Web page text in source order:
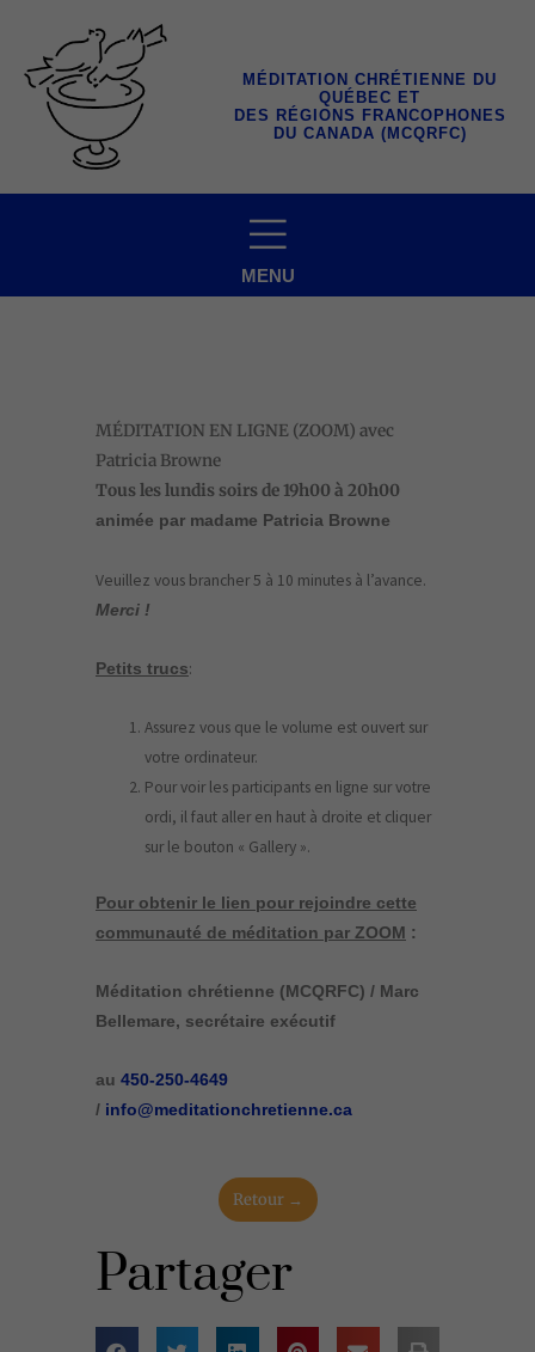
contenu
MÉDITATION CHRÉTIENNE DU
QUÉBEC ET
DES RÉGIONS FRANCOPHONES
DU CANADA (MCQRFC)
MENU
MÉDITATION EN LIGNE (ZOOM) avec
Patricia Browne
Tous les lundis soirsde 19h00 à 20h00
animée par madame Patricia Browne
Veuillez vous brancher 5 à 10 minutes à l’avance.
Merci !
Petits trucs:
Assurez vous que le volume est ouvert sur
votre ordinateur.
Pour voir les participants en ligne sur votre
ordi, il faut aller en haut à droite et cliquer
sur le bouton « Gallery ».
Pour obtenir le lien pour rejoindre cette
communauté de méditation par ZOOM :
Méditation chrétienne (MCQRFC) / Marc
Bellemare, secrétaire exécutif
au 450-250-4649
/ info@meditationchretienne.ca
Retour →
Partager